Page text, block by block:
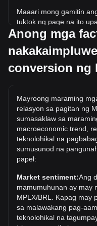
Maaari mong gamitin
tuktok ng page na ito
ng MPLX sa BRL.
reference na
conversion. Halimbawa,
MPLX, habang ang 5
0.5995BRL.
kasaysayan?
Ang all-time high price
nananatiling upang
ay lalampas sa
Ano ang trend ng
(MPLX) ay tumaas ng
exchange rate ng
laban sa Brazilian Real
Anong mga
conversion ng
Mayroong maraming
relasyon sa pagitan ng
sumasaklaw sa
macroeconomic trend,
teknolohikal na
sumusunod na
papel:
Market sentiment:Ang
mamumuhunan ay may
MPLX/BRL. Kapag may
sa malawakang pag-
teknolohikal na